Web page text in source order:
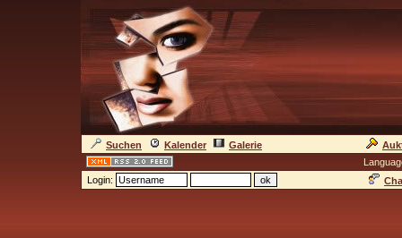
Suchen Kalender Galerie
Login: